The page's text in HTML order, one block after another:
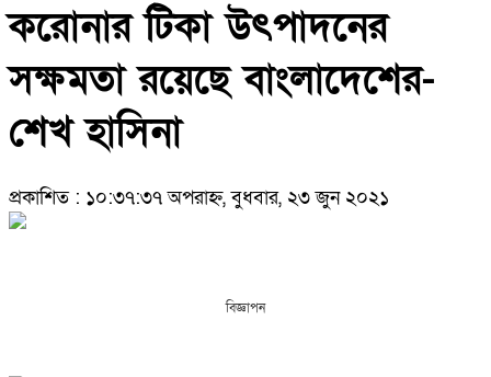
করোনার টিকা উৎপাদনের
সক্ষমতা রয়েছে বাংলাদেশের-
শেখ হাসিনা
প্রকাশিত : ১০:৩৭:৩৭ অপরাহ্ন, বুধবার, ২৩ জুন ২০২১
বিজ্ঞাপন